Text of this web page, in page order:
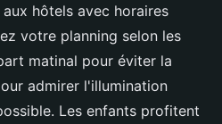
hôtels avec horaires
votre planning selon les
matinal pour éviter la
admirer l'illumination
Les enfants profitent